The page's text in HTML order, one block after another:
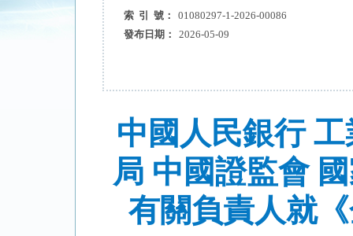
索 引 號：
01080297-1-2026-00086
發布日期：
2026-05-09
中國人民銀行
局 中國證監會
有關負責人就